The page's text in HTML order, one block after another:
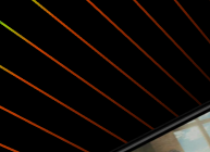
задания, поскольку
'вселенской глуши'
помощниках у него
уголков космоса. Бетти
известные как Бетти
Патриция Барнстейбл),
и пилотами корабля.